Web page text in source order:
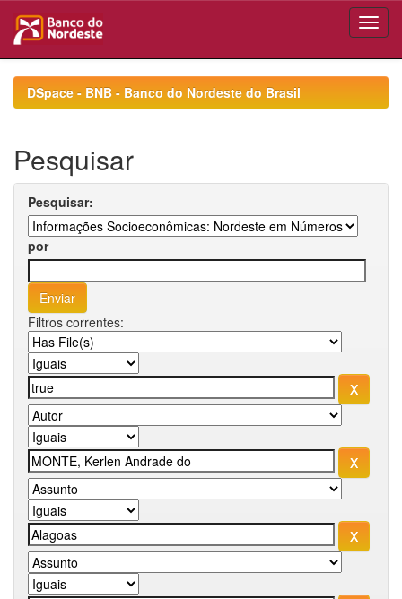
navigationDSpace - BNB - Banco do Nordeste do Brasil
Pesquisar
Pesquisar:
por
Filtros correntes: